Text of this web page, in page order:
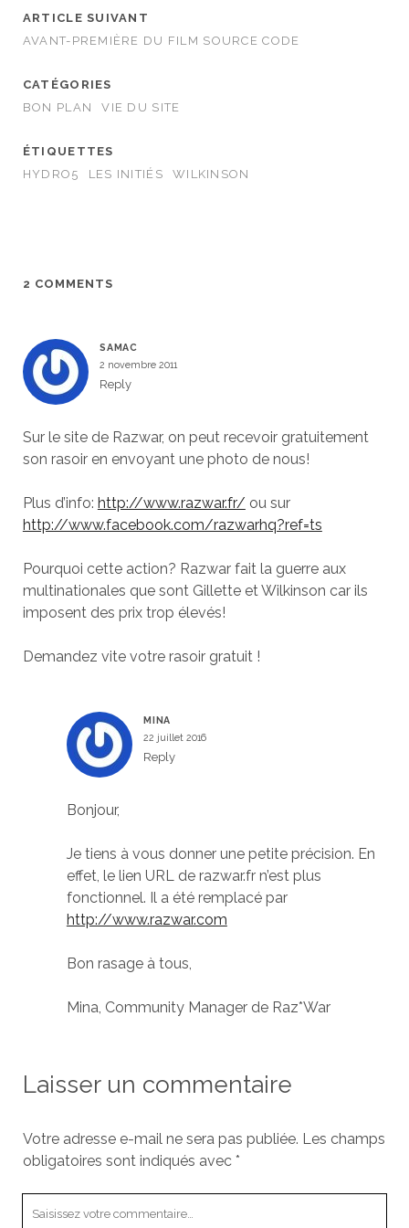
ARTICLE SUIVANT
AVANT-PREMIÈRE DU FILM SOURCE CODE
CATÉGORIES
BON PLAN
VIE DU SITE
ÉTIQUETTES
HYDRO5
LES INITIÉS WILKINSON
2 COMMENTS
SAMAC
2 novembre 2011
Reply
Sur le site de Razwar, on peut recevoir gratuitement
son rasoir en envoyant une photo de nous!
Plus d’info: http://www.razwar.fr/ ou sur
http://www.facebook.com/razwarhq?ref=ts
Pourquoi cette action? Razwar fait la guerre aux
multinationales que sont Gillette et Wilkinson car ils
imposent des prix trop élevés!
Demandez vite votre rasoir gratuit !
MINA
22 juillet 2016
Reply
Bonjour,
Je tiens à vous donner une petite précision. En
effet, le lien URL de razwar.fr n’est plus
fonctionnel. Il a été remplacé par
http://www.razwar.com
Bon rasage à tous,
Mina, Community Manager de Raz*War
Laisser un commentaire
Votre adresse e-mail ne sera pas publiée. Les champs
obligatoires sont indiqués avec *